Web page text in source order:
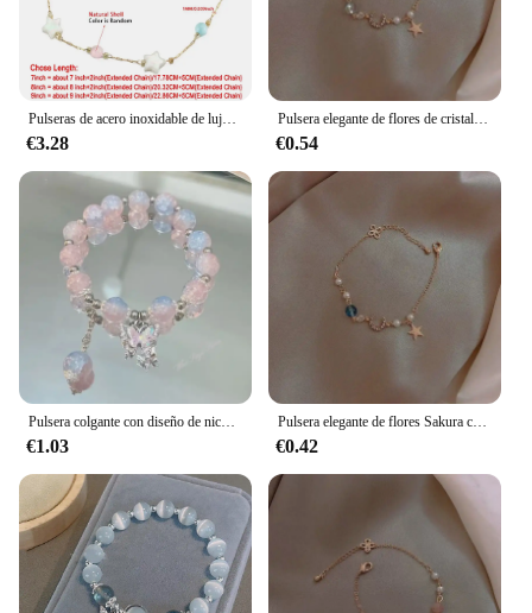
Pulseras de acero inoxidable de lujo para mujer, cuentas de estrella de concha Natural, encanto de joyería Multicolor Bohemia, venta al por mayor, 7, 8, 9 pulgadas
€3.28
Pulsera elegante de flores de cristal para mujer Y2K, pulseras de circón con lazo de flor de cerezo y Luna para niñas dulces, regalo de joyería de diseñador de lujo
€0.54
€1.03
Pulsera elegante de flores Sakura con circonita de cristal rosa de Hada para mujer Y2K, regalos de joyería con nudo de lazo de Luna y flor de cerezo
€0.42